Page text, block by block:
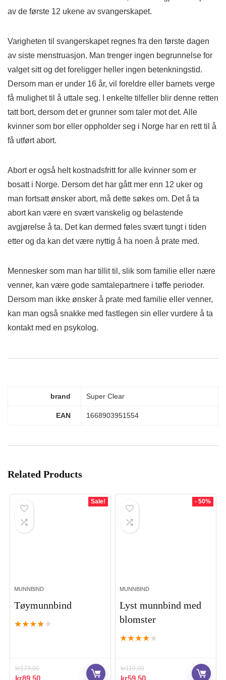
av de første 12 ukene av svangerskapet.
Varigheten til svangerskapet regnes fra den første dagen
av siste menstruasjon. Man trenger ingen begrunnelse for
valget sitt og det foreligger heller ingen betenkningstid.
Dersom man er under 16 år, vil foreldre eller barnets verge
få mulighet til å uttale seg. I enkelte tilfeller blir denne retten
tatt bort, dersom det er grunner som taler mot det. Alle
kvinner som bor eller oppholder seg i Norge har en rett til å
få utført abort.
Abort er også helt kostnadsfritt for alle kvinner som er
bosatt i Norge. Dersom det har gått mer enn 12 uker og
man fortsatt ønsker abort, må dette søkes om. Det å ta
abort kan være en svært vanskelig og belastende
avgjørelse å ta. Det kan dermed føles svært tungt i tiden
etter og da kan det være nyttig å ha noen å prate med.
Mennesker som man har tillit til, slik som familie eller nære
venner, kan være gode samtalepartnere i tøffe perioder.
Dersom man ikke ønsker å prate med familie eller venner,
kan man også snakke med fastlegen sin eller vurdere å ta
kontakt med en psykolog.
brand Super Clear
EAN 1668903951554
Related Products
Sale!
MUNNBIND
Tøymunnbind
★★★★ ★
kr179,00
OpprinneligNåværende
- 50%
MUNNBIND
Lyst munnbind med
blomster
★★★★ ★
kr119,00
OpprinneligNåværende